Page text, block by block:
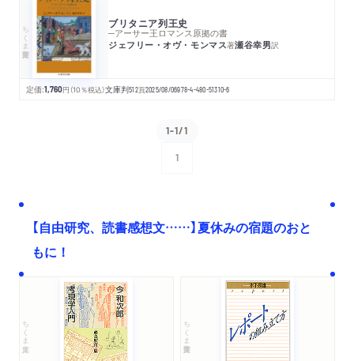
ちくま学芸文庫 ブリタニア列王史
─アーサー王ロマンス原拠の書
ジェフリー・オヴ・モンマス著瀬谷幸男訳
定価:1,760円 （10％税込）文庫判512頁2025/08/06978-4-480-51310-6
1-1/1
1
【自由研究、読書感想文……】夏休みの宿題のおと
もに！
ちくま文庫 ちくま学芸文庫